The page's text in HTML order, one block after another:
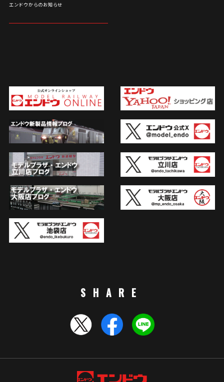
エンドウからのお知らせ
SHARE